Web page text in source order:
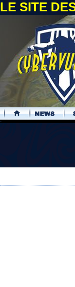
LE SITE
.